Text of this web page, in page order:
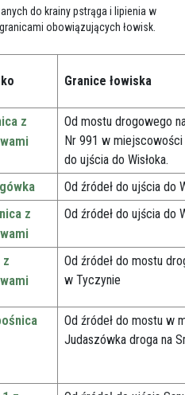
do krainy pstrąga i lipienia w
obowiązujących łowisk.
Granice łowiska
z
Od mostu drogowego
Nr 991 w
do ujścia do Wisłoka.
Od źródeł do ujścia do
z
Od źródeł do ujścia do
z
Od źródeł do mostu
w Tyczynie
Od źródeł do mostu w
Judaszówka droga na